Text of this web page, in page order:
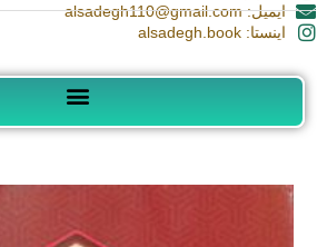
ایمیل: alsadegh110@gmail.com
اینستا: alsadegh.book